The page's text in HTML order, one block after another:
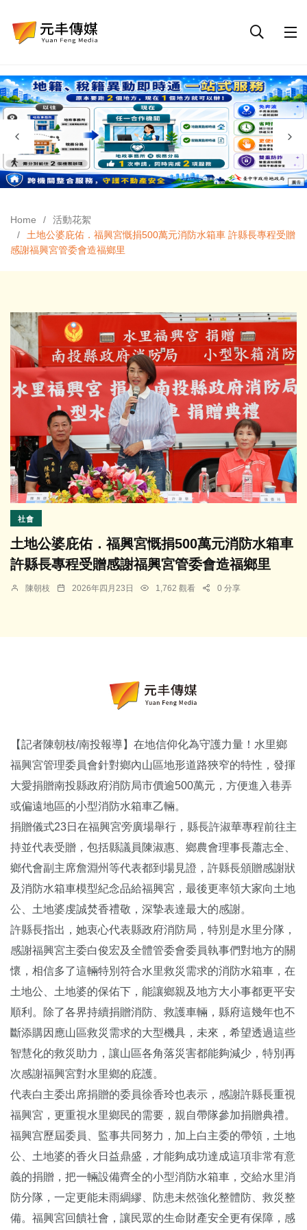
Home
活動花絮
土地公婆庇佑．福興宮慨捐500萬元消防水箱車 許縣長專程受贈
感謝福興宮管委會造福鄉里
社會
土地公婆庇佑．福興宮慨捐500萬元消防水箱車
許縣長專程受贈感謝福興宮管委會造福鄉里
陳朝枝 2026年四月23日 1,762 觀看 0 分享
【記者陳朝枝/南投報導】在地信仰化為守護力量！水里鄉
福興宮管理委員會針對鄉內山區地形道路狹窄的特性，發揮
大愛捐贈南投縣政府消防局市價逾500萬元，方便進入巷弄
或偏遠地區的小型消防水箱車乙輛。
捐贈儀式23日在福興宮旁廣場舉行，縣長許淑華專程前往主
持並代表受贈，包括縣議員陳淑惠、鄉農會理事長蕭志全、
鄉代會副主席詹淵州等代表都到場見證，許縣長頒贈感謝狀
及消防水箱車模型紀念品給福興宮，最後更率領大家向土地
公、土地婆虔誠焚香禮敬，深摯表達最大的感謝。
許縣長指出，她衷心代表縣政府消防局，特別是水里分隊，
感謝福興宮主委白俊宏及全體管委會委員執事們對地方的關
懷，相信多了這輛特別符合水里救災需求的消防水箱車，在
土地公、土地婆的保佑下，能讓鄉親及地方大小事都更平安
順利。除了各界持續捐贈消防、救護車輛，縣府這幾年也不
斷添購因應山區救災需求的大型機具，未來，希望透過這些
智慧化的救災助力，讓山區各角落災害都能夠減少，特別再
次感謝福興宮對水里鄉的庇護。
代表白主委出席捐贈的委員徐香玲也表示，感謝許縣長重視
福興宮，更重視水里鄉民的需要，親自帶隊參加捐贈典禮。
福興宫歷屆委員、監事共同努力，加上白主委的帶領，土地
公、土地婆的香火日益鼎盛，才能夠成功達成這項非常有意
義的捐贈，把一輛設備齊全的小型消防水箱車，交給水里消
防分隊，一定更能未雨綢繆、防患未然強化整體防、救災整
備。福興宮回饋社會，讓民眾的生命財產安全更有保障，感